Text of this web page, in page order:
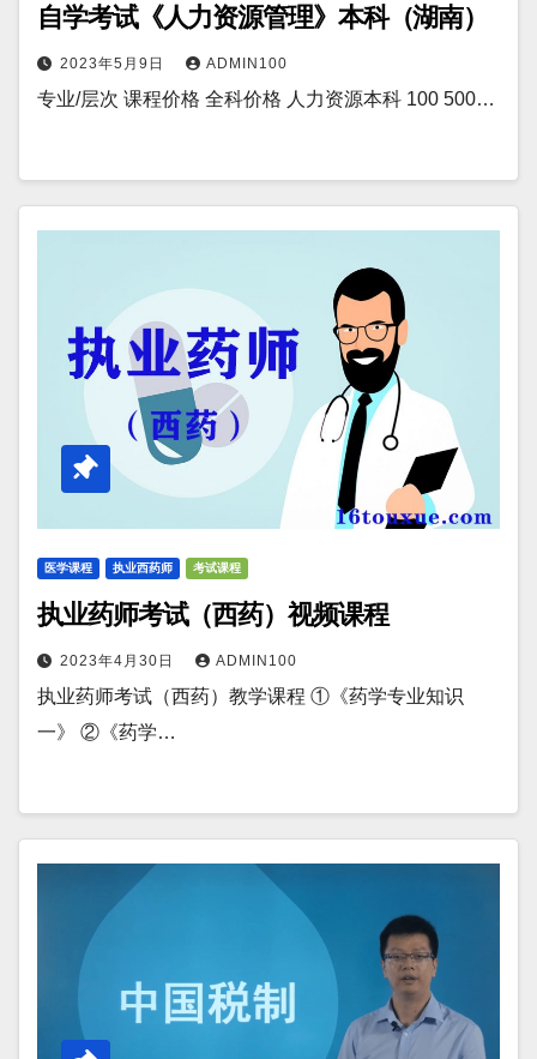
自学考试《人力资源管理》本科（湖南）
2023年5月9日 ADMIN100
专业/层次 课程价格 全科价格 人力资源本科 100 500…
医学课程 执业西药师 考试课程
执业药师考试（西药）视频课程
2023年4月30日 ADMIN100
执业药师考试（西药）教学课程 ①《药学专业知识
一》 ②《药学…